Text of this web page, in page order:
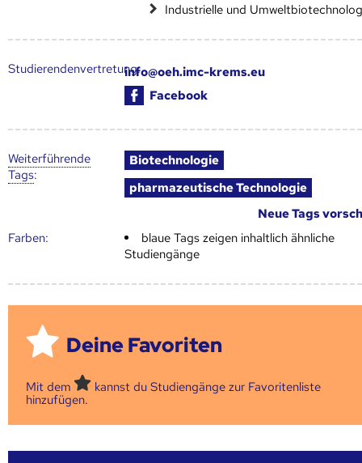
Industrielle und
Studierendenvertretung:info@oeh.imc-krems.eu
Facebook
Weiter­führende
Tags:
Biotechnologie
pharmazeutische Technologie
Neue Tags
Farben:
blaue Tags zeigen inhaltlich ähnliche
Studiengänge
Deine Favoriten
Mit dem
kannst du Studiengänge zur Favoritenliste
hinzufügen.